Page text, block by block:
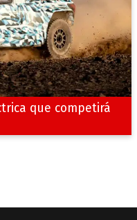
que competirá